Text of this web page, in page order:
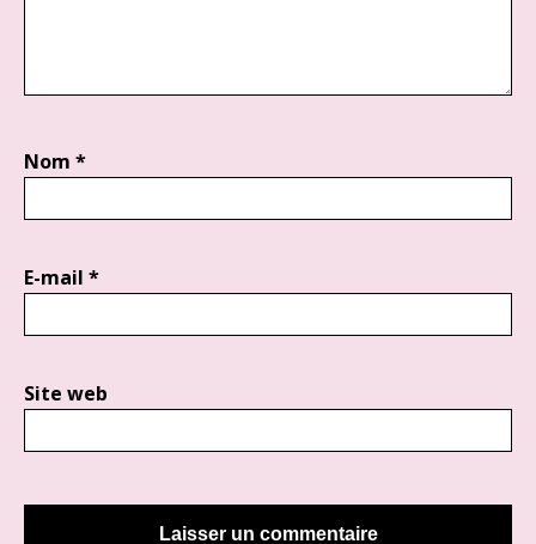
Nom *
E-mail *
Site web